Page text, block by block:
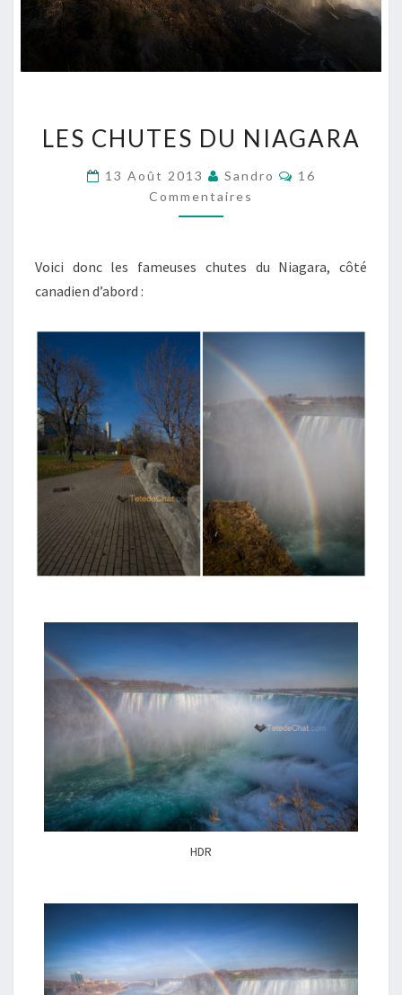
CHUTES
NIAGARA
LES CHUTES DU NIAGARA
13 Août 2013 Sandro Commentaires
16
Commentaires
Voici donc les fameuses chutes du Niagara, côté
canadien d’abord :
HDR